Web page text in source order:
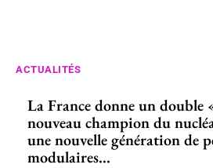
ACTUALITÉS
La France donne un double
nouveau champion du
une nouvelle génération de
modulaires...